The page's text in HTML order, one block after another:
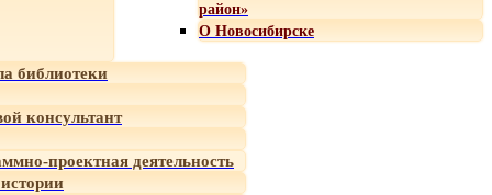
район»
О Новосибирске
библиотеки
консультант
проектная деятельность